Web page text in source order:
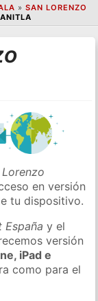
» SAN LORENZO
en versión
tu dispositivo.
España y el
versión
iPad e
como para el